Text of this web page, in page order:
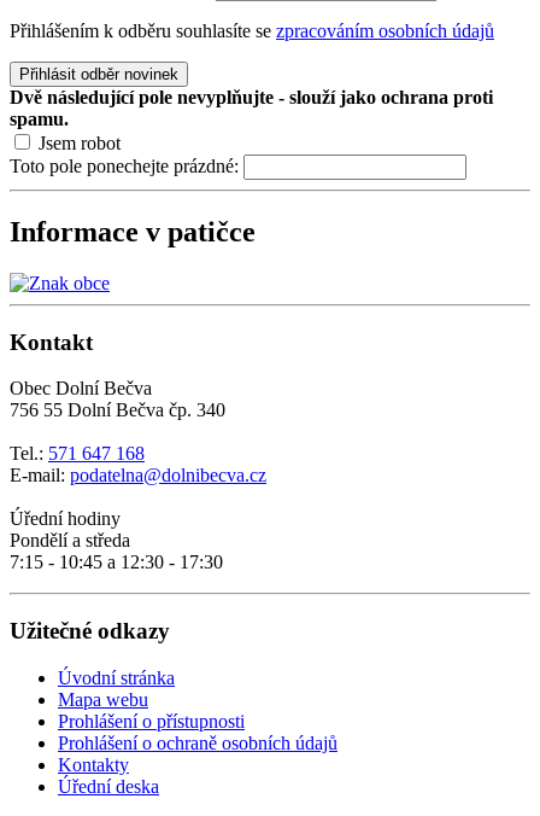
Přihlášením k odběru souhlasíte se zpracováním osobních údajů
Přihlásit odběr novinek
Dvě následující pole nevyplňujte - slouží jako ochrana proti
spamu.
Jsem robot
Toto pole ponechejte prázdné:
Informace v patičce
Kontakt
Obec Dolní Bečva
756 55 Dolní Bečva čp. 340
Tel.: 571 647 168
E-mail: podatelna@dolnibecva.cz
Úřední hodiny
Pondělí a středa
7:15 - 10:45 a 12:30 - 17:30
Užitečné odkazy
Úvodní stránka
Mapa webu
Prohlášení o přístupnosti
Prohlášení o ochraně osobních údajů
Kontakty
Úřední deska